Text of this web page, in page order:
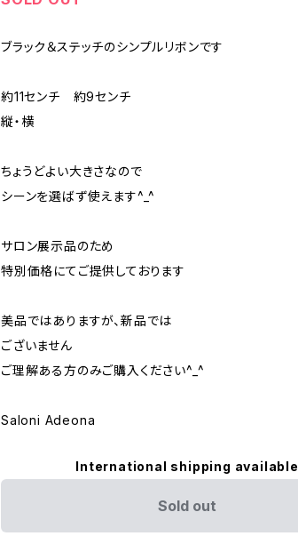
ブラック＆ステッチのシンプルリボンです
約11センチ 約9センチ
縦・横
ちょうどよい大きさなので
シーンを選ばず使えます^_^
サロン展示品のため
特別価格にてご提供しております
美品ではありますが、新品では
ございません
ご理解ある方のみご購入ください^_^
Saloni Adeona
International shipping available
Sold out